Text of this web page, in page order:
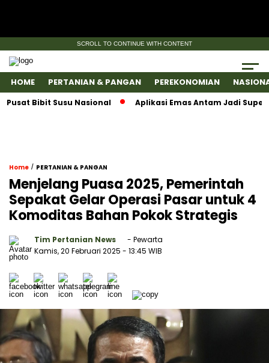
SCROLL TO CONTINUE WITH CONTENT
HOME PERTANIAN & PANGAN PEREKONOMIAN
Bibit Susu Nasional Aplikasi Emas Antam Jadi
Home / PERTANIAN & PANGAN
Menjelang Puasa 2025, Pemerintah
Sepakat Gelar Operasi Pasar untuk 4
Komoditas Bahan Pokok Strategis
Tim Pertanian News
- Pewarta
Kamis, 20 Februari 2025 - 13:45 WIB